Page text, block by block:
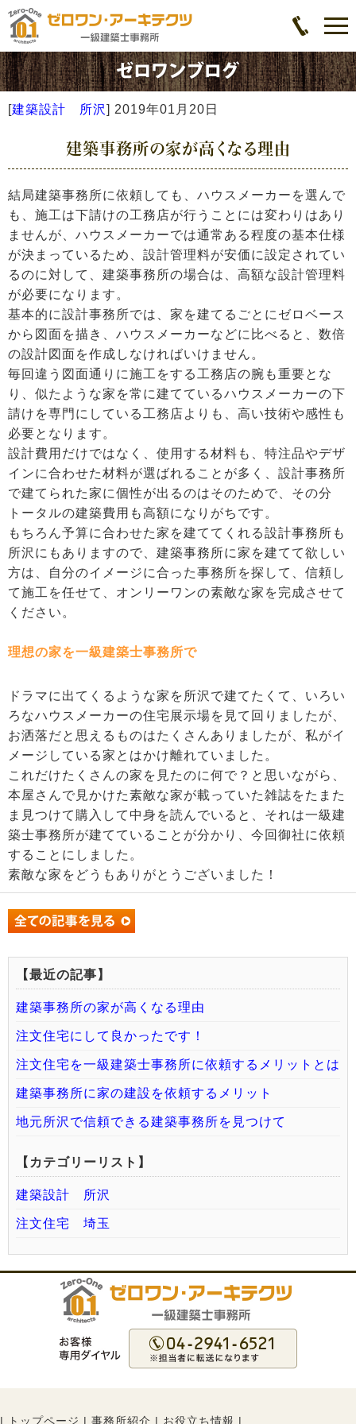
[建築設計 所沢] 2019年01月20日
建築事務所の家が高くなる理由
結局建築事務所に依頼しても、ハウスメーカーを選んで
も、施工は下請けの工務店が行うことには変わりはあり
ませんが、ハウスメーカーでは通常ある程度の基本仕様
が決まっているため、設計管理料が安価に設定されてい
るのに対して、建築事務所の場合は、高額な設計管理料
が必要になります。
基本的に設計事務所では、家を建てるごとにゼロベース
から図面を描き、ハウスメーカーなどに比べると、数倍
の設計図面を作成しなければいけません。
毎回違う図面通りに施工をする工務店の腕も重要とな
り、似たような家を常に建てているハウスメーカーの下
請けを専門にしている工務店よりも、高い技術や感性も
必要となります。
設計費用だけではなく、使用する材料も、特注品やデザ
インに合わせた材料が選ばれることが多く、設計事務所
で建てられた家に個性が出るのはそのためで、その分
トータルの建築費用も高額になりがちです。
もちろん予算に合わせた家を建ててくれる設計事務所も
所沢にもありますので、建築事務所に家を建てて欲しい
方は、自分のイメージに合った事務所を探して、信頼し
て施工を任せて、オンリーワンの素敵な家を完成させて
ください。
理想の家を一級建築士事務所で
ドラマに出てくるような家を所沢で建てたくて、いろい
ろなハウスメーカーの住宅展示場を見て回りましたが、
お洒落だと思えるものはたくさんありましたが、私がイ
メージしている家とはかけ離れていました。
これだけたくさんの家を見たのに何で？と思いながら、
本屋さんで見かけた素敵な家が載っていた雑誌をたまた
ま見つけて購入して中身を読んでいると、それは一級建
築士事務所が建てていることが分かり、今回御社に依頼
することにしました。
素敵な家をどうもありがとうございました！
【最近の記事】
建築事務所の家が高くなる理由
注文住宅にして良かったです！
注文住宅を一級建築士事務所に依頼するメリットとは
建築事務所に家の建設を依頼するメリット
地元所沢で信頼できる建築事務所を見つけて
【カテゴリーリスト】
建築設計 所沢
注文住宅 埼玉
| トップページ | 事務所紹介 | お役立ち情報 |